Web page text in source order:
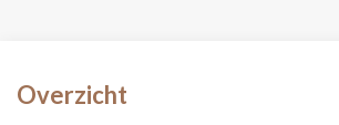
Overzicht